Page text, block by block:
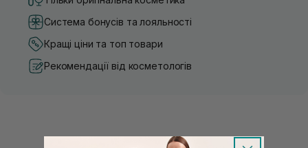
Система бонусів та лояльності
Кращі ціни та топ товари
Рекомендації від косметологів